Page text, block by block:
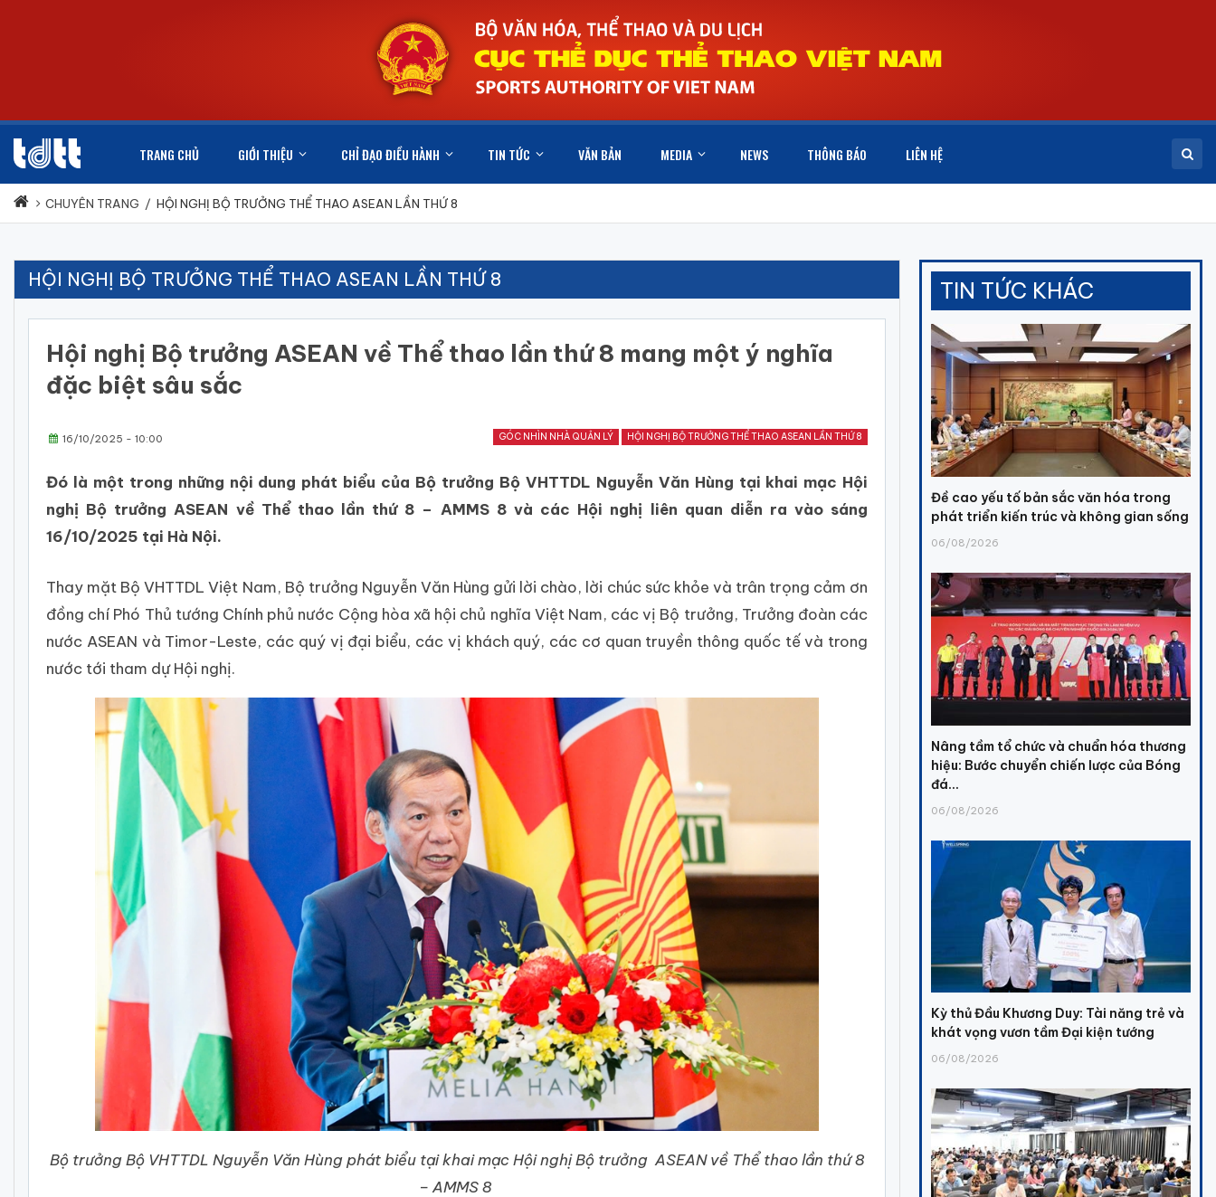
TRANG CHỦ GIỚI THIỆU CHỈ ĐẠO ĐIỀU HÀNH TIN TỨC VĂN BẢN MEDIA NEWS THÔNG BÁO LIÊN HỆ
CHUYÊN TRANG / HỘI NGHỊ BỘ TRƯỞNG THỂ THAO ASEAN LẦN THỨ 8
HỘI NGHỊ BỘ TRƯỞNG THỂ THAO ASEAN LẦN THỨ 8
Hội nghị Bộ trưởng ASEAN về Thể thao lần thứ 8 mang một ý nghĩa
đặc biệt sâu sắc
GÓC NHÌN NHÀ QUẢN LÝ HỘI NGHỊ BỘ TRƯỞNG THỂ THAO ASEAN LẦN THỨ 8
16/10/2025 - 10:00
Đó là một trong những nội dung phát biểu của Bộ trưởng Bộ VHTTDL Nguyễn Văn Hùng tại khai mạc Hội
nghị Bộ trưởng ASEAN về Thể thao lần thứ 8 – AMMS 8 và các Hội nghị liên quan diễn ra vào sáng
16/10/2025 tại Hà Nội.
Thay mặt Bộ VHTTDL Việt Nam, Bộ trưởng Nguyễn Văn Hùng gửi lời chào, lời chúc sức khỏe và trân trọng cảm ơn
đồng chí Phó Thủ tướng Chính phủ nước Cộng hòa xã hội chủ nghĩa Việt Nam, các vị Bộ trưởng, Trưởng đoàn các
nước ASEAN và Timor-Leste, các quý vị đại biểu, các vị khách quý, các cơ quan truyền thông quốc tế và trong
nước tới tham dự Hội nghị.
Bộ trưởng Bộ VHTTDL Nguyễn Văn Hùng phát biểu tại khai mạc Hội nghị Bộ trưởng ASEAN về Thể thao lần thứ 8
– AMMS 8
TIN TỨC KHÁC
Đề cao yếu tố bản sắc văn hóa trong
phát triển kiến trúc và không gian sống
06/08/2026
Nâng tầm tổ chức và chuẩn hóa thương
hiệu: Bước chuyển chiến lược của Bóng
đá...
06/08/2026
Kỳ thủ Đầu Khương Duy: Tài năng trẻ và
khát vọng vươn tầm Đại kiện tướng
06/08/2026